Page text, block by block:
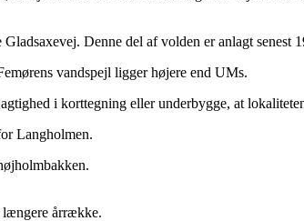
Denne del af volden er anlagt senest
vandspejl ligger højere end UMs.
i korttegning eller underbygge, at
Langholmen.
årrække.